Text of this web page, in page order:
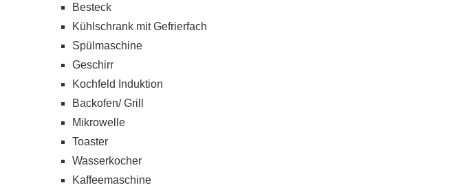
Besteck
Kühlschrank mit Gefrierfach
Spülmaschine
Geschirr
Kochfeld Induktion
Backofen/ Grill
Mikrowelle
Toaster
Wasserkocher
Kaffeemaschine